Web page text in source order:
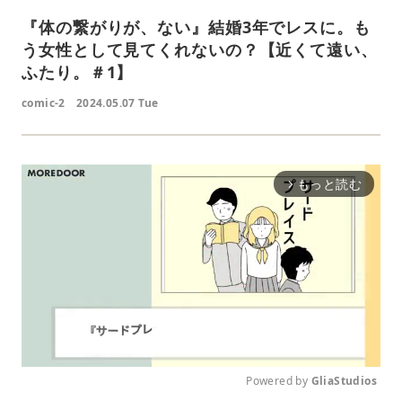
『体の繋がりが、ない』結婚3年でレスに。も
う女性として見てくれないの？【近くて遠い、
ふたり。＃1】
comic-2 2024.05.07 Tue
arrow_forward_ios もっと読む
Powered by GliaStudios